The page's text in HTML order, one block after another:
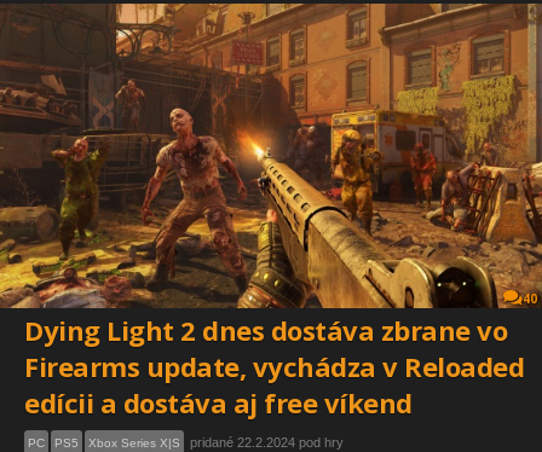
40
Dying Light 2 dnes dostáva zbrane vo
Firearms update, vychádza v Reloaded
edícii a dostáva aj free víkend
PC PS5 Xbox Series X|S pridané 22.2.2024 pod hry